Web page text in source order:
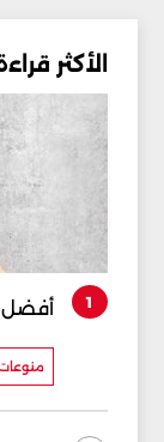
الأكثر
1 أفضل